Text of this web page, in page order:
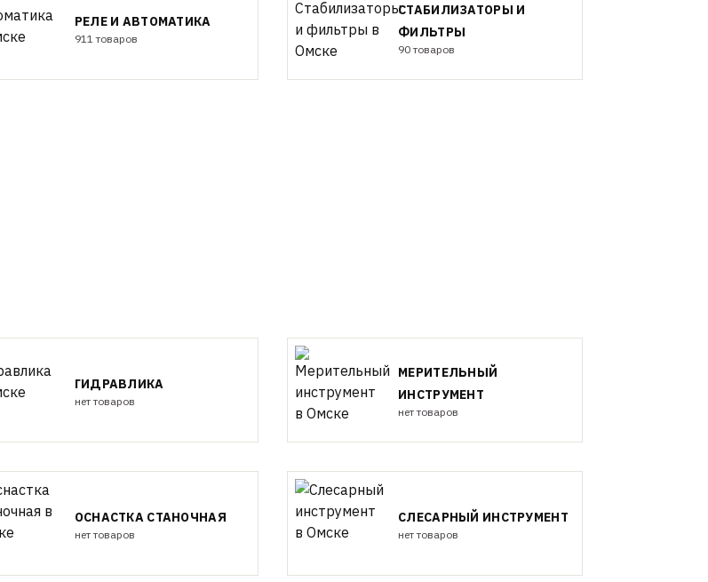
РЕЛЕ И АВТОМАТИКА
911 товаров
СТАБИЛИЗАТОРЫ И
ФИЛЬТРЫ
90 товаров
ГИДРАВЛИКА
нет товаров
МЕРИТЕЛЬНЫЙ
ИНСТРУМЕНТ
нет товаров
ОСНАСТКА СТАНОЧНАЯ
нет товаров
СЛЕСАРНЫЙ ИНСТРУМЕНТ
нет товаров